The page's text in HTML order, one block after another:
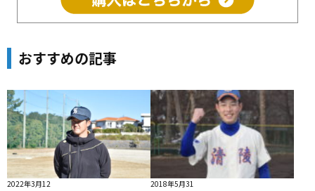
おすすめの記事
2022年3月12 2018年5月31